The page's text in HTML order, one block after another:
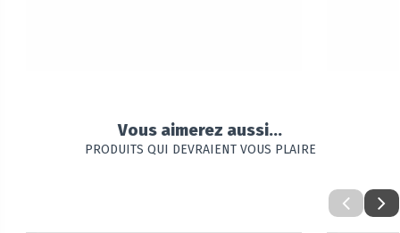
Vous aimerez aussi...
PRODUITS QUI DEVRAIENT VOUS PLAIRE